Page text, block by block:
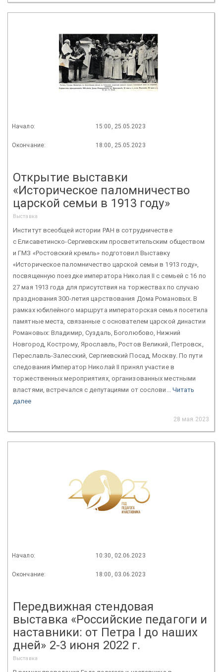
Начало: 15:00, 25.05.2023
Окончание: 18:00, 25.05.2023
Открытие выставки
«Историческое паломничество
царской семьи в 1913 году»
Выставка
Институт всеобщей истории РАН в сотрудничестве
с Елисаветинско-Сергиевским просветительским обществом
и ГМЗ «Ростовский кремль» подготовил Выставку
«Историческое паломничество царской семьи в 1913 году»,
посвященную поездке императора Николая II с семьей с 16 по
27 мая 1913 года для присутствия на торжествах по случаю
празднования 300-летия царствования Дома Романовых. В
рамках юбилейного маршрута императорская семья посетила
памятные места, связанные с основателем царской династии
Романовых: Владимир, Суздаль, Боголюбово, Нижний
Новгород, Кострому, Ярославль, Ростов Великий, Петровск,
Переславль-Залесский, Сергиевский Посад, Москву. По пути
следования Император Николай II принял участие в
торжественных мероприятиях, организованных местными
властями, встречался с депутациями от сослови... Читать
далее
28 мая 2023
Начало: 10:30, 02.06.2023
Окончание: 18:00, 03.06.2023
Передвижная стендовая
выставка «Российские педагоги и
наставники: от Петра I до наших
дней» 2-3 июня 2022 г.
Выставка